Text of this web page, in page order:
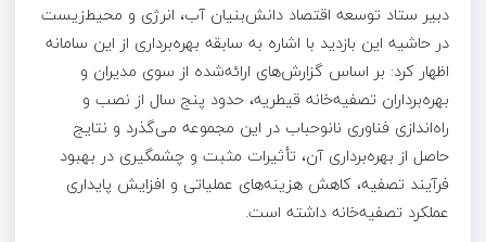
دبیر ستاد توسعه اقتصاد دانش‌بنیان آب، انرژی و محیط‌زیست
در حاشیه این بازدید با اشاره به سابقه بهره‌برداری از این سامانه
اظهار کرد: بر اساس گزارش‌های ارائه‌شده از سوی مدیران و
بهره‌برداران تصفیه‌خانه قیطریه، حدود پنج سال از نصب و
راه‌اندازی فناوری نانوحباب در این مجموعه می‌گذرد و نتایج
حاصل از بهره‌برداری آن، تأثیرات مثبت و چشمگیری در بهبود
فرآیند تصفیه، کاهش هزینه‌های عملیاتی و افزایش پایداری
عملکرد تصفیه‌خانه داشته است.